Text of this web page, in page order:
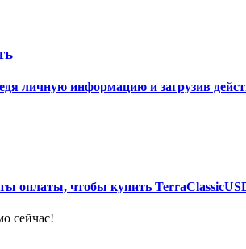
информацию и т. д.
личную информацию и загрузив
оплаты, чтобы купить
сейчас!